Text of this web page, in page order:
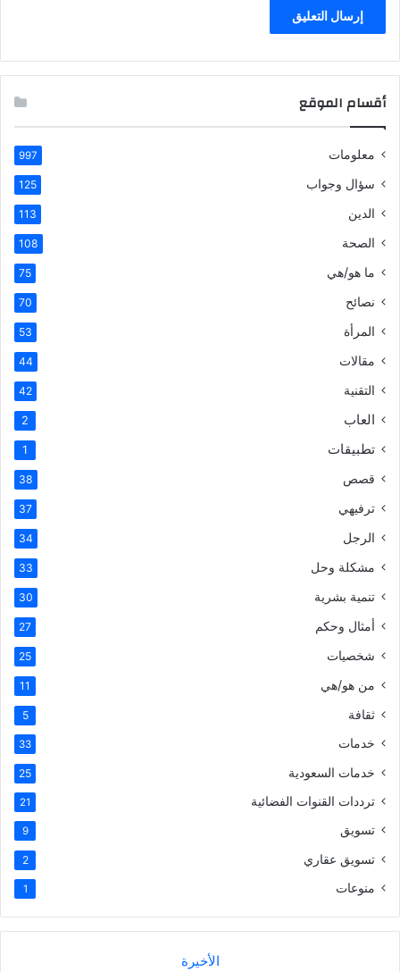
أقسام الموقع
معلومات 997
سؤال وجواب 125
الدين 113
الصحة 108
ما هو/هي 75
نصائح 70
المرأة 53
مقالات 44
التقنية 42
العاب 2
تطبيقات 1
قصص 38
ترفيهي 37
الرجل 34
مشكلة وحل 33
تنمية بشرية 30
أمثال وحكم 27
شخصيات 25
من هو/هي 11
ثقافة 5
خدمات 33
خدمات السعودية 25
ترددات القنوات الفضائية 21
تسويق 9
تسويق عقاري 2
منوعات 1
الأخيرة